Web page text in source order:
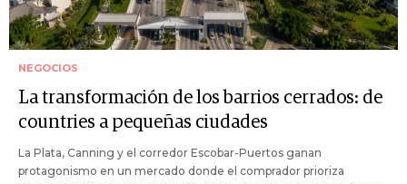
NEGOCIOS
La transformación de los barrios cerrados: de
countries a pequeñas ciudades
La Plata, Canning y el corredor Escobar-Puertos ganan
protagonismo en un mercado donde el comprador prioriza